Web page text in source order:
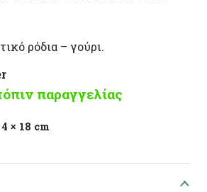
ρόδια – γούρι.
παραγγελίας
× 18 cm